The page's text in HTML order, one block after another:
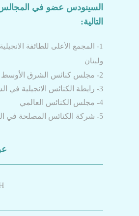
السينودس عضو في
التالية:
1- المجمع الأعلى للطائفة
ولبنان
2- مجلس كنائس الشرق الأوسط
3- رايطة الكنائس الانجيلية في الشرق الأوسط
4- مجلس الكنائس العالمي
5- شركة الكنائس المصلحة في العالم